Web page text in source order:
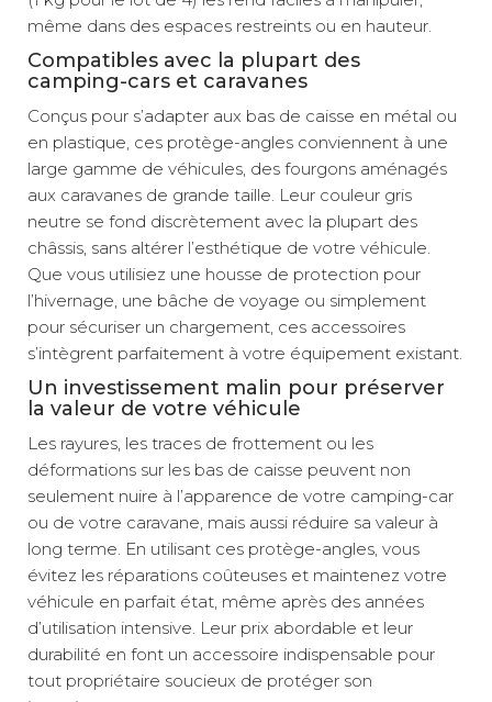
même dans des espaces restreints ou en hauteur.
Compatibles avec la plupart des
camping-cars et caravanes
Conçus pour s’adapter aux bas de caisse en métal ou
en plastique, ces protège-angles conviennent à une
large gamme de véhicules, des fourgons aménagés
aux caravanes de grande taille. Leur couleur gris
neutre se fond discrètement avec la plupart des
châssis, sans altérer l’esthétique de votre véhicule.
Que vous utilisiez une housse de protection pour
l’hivernage, une bâche de voyage ou simplement
pour sécuriser un chargement, ces accessoires
s’intègrent parfaitement à votre équipement existant.
Un investissement malin pour préserver
la valeur de votre véhicule
Les rayures, les traces de frottement ou les
déformations sur les bas de caisse peuvent non
seulement nuire à l’apparence de votre camping-car
ou de votre caravane, mais aussi réduire sa valeur à
long terme. En utilisant ces protège-angles, vous
évitez les réparations coûteuses et maintenez votre
véhicule en parfait état, même après des années
d’utilisation intensive. Leur prix abordable et leur
durabilité en font un accessoire indispensable pour
tout propriétaire soucieux de protéger son